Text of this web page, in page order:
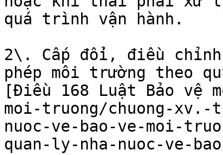
quá trình vận hành.
2\. Cấp đổi, điều
phép môi trường theo
[Điều 168 Luật Bảo vệ
moi-truong/chuong-xv.-
nuoc-ve-bao-ve-moi-
quan-ly-nha-nuoc-ve-